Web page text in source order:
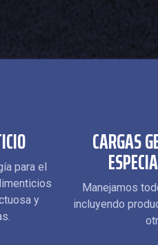
para el
y
CARGAS
Manejamos
incluyendo